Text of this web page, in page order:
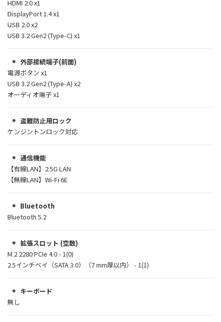
HDMI 2.0 x1
DisplayPort 1.4 x1
USB 2.0 x2
USB 3.2 Gen2 (Type-C) x1
外部接続端子(前面)
電源ボタン x1
USB 3.2 Gen2 (Type-A) x2
オーディオ端子 x1
盗難防止用ロック
ケンジントンロック対応
通信機能
【有線LAN】2.5G LAN
【無線LAN】Wi-Fi 6E
Bluetooth
Bluetooth 5.2
拡張スロット (空数)
M.2 2280 PCIe 4.0 - 1(0)
2.5インチベイ（SATA 3.0）（7 mm厚以内） - 1(1)
キーボード
無し